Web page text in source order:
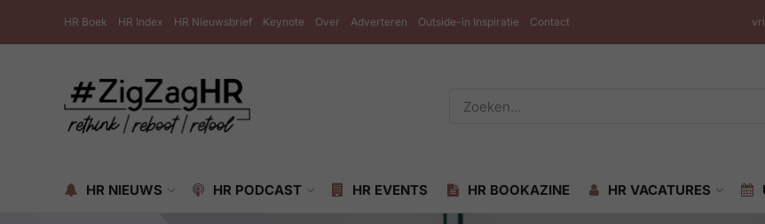
HR Boek HR Index HR Nieuwsbrief Keynote Over Adverteren Outside-in Inspiratie Contact
HR NIEUWS HR PODCAST HR EVENTS HR BOOKAZINE HR VACATURES